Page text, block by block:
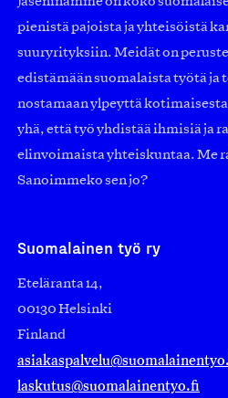
pienistä pajoista ja yhteisöistä
suuryrityksiin. Meidät on
edistämään suomalaista työtä ja
nostamaan ylpeyttä
yhä, että työ yhdistää ihmisiä ja
elinvoimaista yhteiskuntaa. Me
Sanoimmeko sen jo?
Suomalainen työ ry
Eteläranta 14,
00130 Helsinki
Finland
laskutus@suomalainentyo.fi